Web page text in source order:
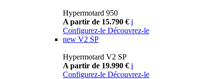
Hypermotard 950
A partir de 15.790 € i
Configurez-le Découvrez-le
new V2 SP
Hypermotard V2 SP
A partir de 19.990 € i
Configurez-le Découvrez-le